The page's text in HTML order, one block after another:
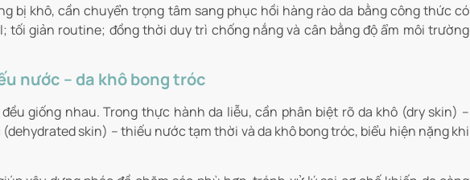
bị khô, cần chuyển trọng tâm sang phục hồi hàng rào da bằng công thức có
tối giản routine; đồng thời duy trì chống nắng và cân bằng độ ẩm môi trường
nước – da khô bong tróc
giống nhau. Trong thực hành da liễu, cần phân biệt rõ da khô (dry skin) –
skin) – thiếu nước tạm thời và da khô bong tróc, biểu hiện nặng khi